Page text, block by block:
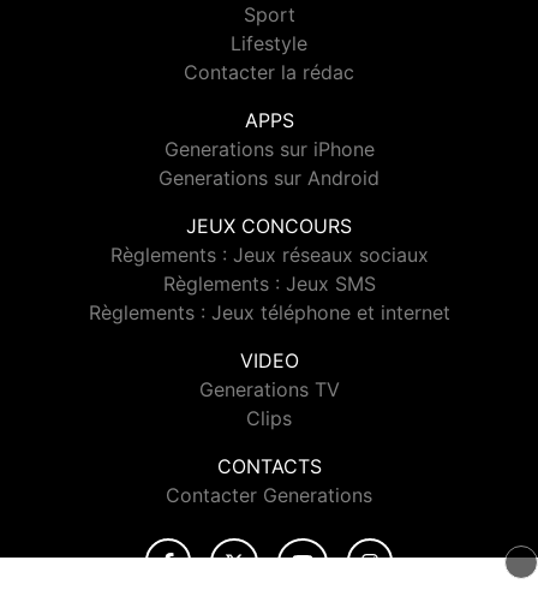
Sport
Lifestyle
Contacter la rédac
APPS
Generations sur iPhone
Generations sur Android
JEUX CONCOURS
Règlements : Jeux réseaux sociaux
Règlements : Jeux SMS
Règlements : Jeux téléphone et internet
VIDEO
Generations TV
Clips
CONTACTS
Contacter Generations